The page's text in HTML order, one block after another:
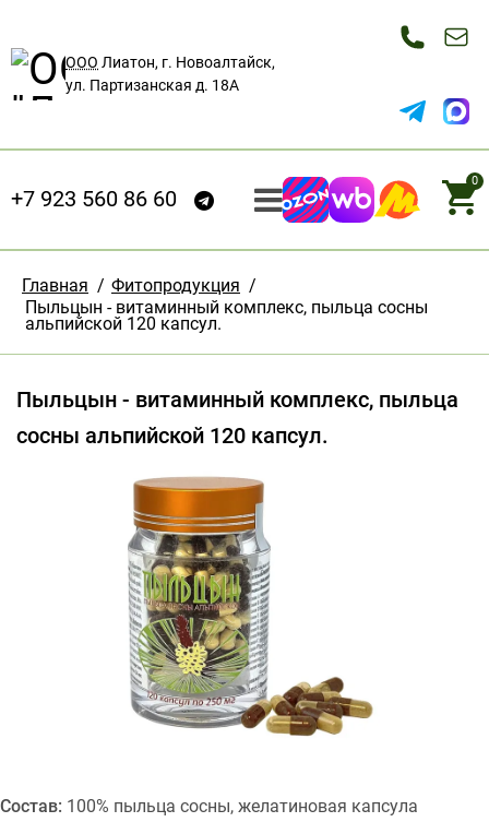
ООО Лиатон, г. Новоалтайск,
ул. Партизанская д. 18А
+7 923 560 86 60
0
Главная / Фитопродукция /
Пыльцын - витаминный комплекс, пыльца сосны
альпийской 120 капсул.
Пыльцын - витаминный комплекс, пыльца
сосны альпийской 120 капсул.
Состав: 100% пыльца сосны, желатиновая капсула